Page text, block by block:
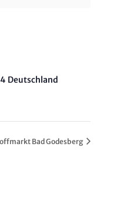
Deutschland
Bad Godesberg